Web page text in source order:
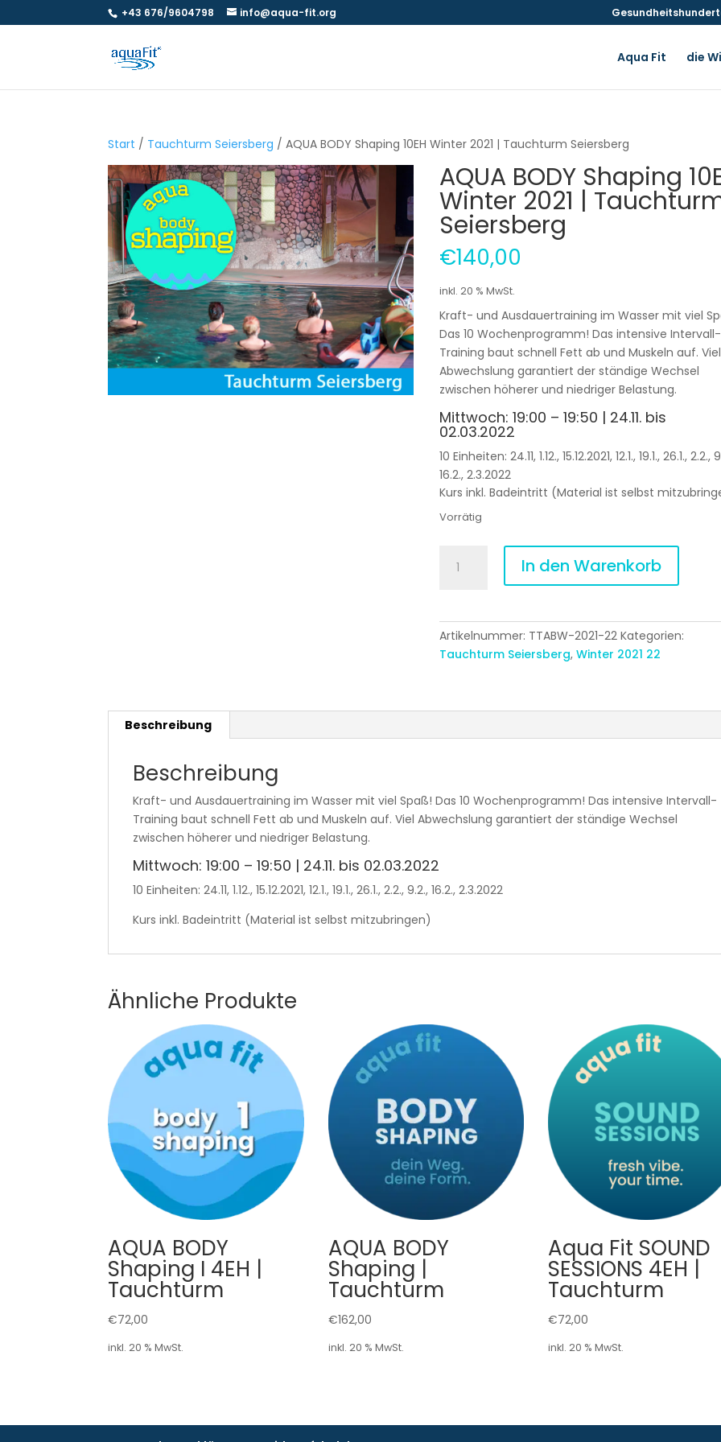
+43 676/9604798 info@aqua-fit.org
Aqua Fit die
Start / Tauchturm Seiersberg / AQUA BODY Shaping 10EH Winter 2021 | Tauchturm Seiersberg
AQUA BODY Shaping
Winter 2021 |
Seiersberg
€140,00
inkl. 20 % MwSt.
Kraft- und Ausdauertraining im Wasser mit viel
Das 10 Wochenprogramm! Das intensive Intervall-
Training baut schnell Fett ab und Muskeln auf. Viel
Abwechslung garantiert der ständige Wechsel
zwischen höherer und niedriger Belastung.
Mittwoch: 19:00 – 19:50 | 24.11. bis
02.03.2022
10 Einheiten: 24.11, 1.12., 15.12.2021, 12.1., 19.1., 26.1., 2.2.,
16.2., 2.3.2022
Kurs inkl. Badeintritt (Material ist selbst
Vorrätig
BODY
Shaping 10EH
2021
|
In den Warenkorb
Artikelnummer: TTABW-2021-22 Kategorien:
Tauchturm Seiersberg,Winter 2021 22
Beschreibung
Beschreibung
Kraft- und Ausdauertraining im Wasser mit viel Spaß! Das 10 Wochenprogramm! Das intensive Intervall-
Training baut schnell Fett ab und Muskeln auf. Viel Abwechslung garantiert der ständige Wechsel
zwischen höherer und niedriger Belastung.
Mittwoch: 19:00 – 19:50 | 24.11. bis 02.03.2022
10 Einheiten: 24.11, 1.12., 15.12.2021, 12.1., 19.1., 26.1., 2.2., 9.2., 16.2., 2.3.2022
Kurs inkl. Badeintritt (Material ist selbst mitzubringen)
Ähnliche Produkte
AQUA BODY
Shaping I 4EH |
Tauchturm
€72,00
inkl. 20 % MwSt.
AQUA BODY
Shaping |
Tauchturm
€162,00
inkl. 20 % MwSt.
Aqua Fit SOUND
SESSIONS 4EH |
Tauchturm
€72,00
inkl. 20 % MwSt.